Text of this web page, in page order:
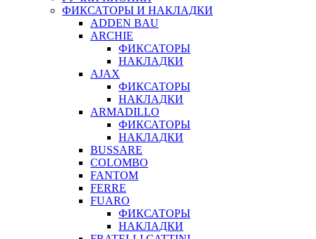
ФИКСАТОРЫ И НАКЛАДКИ
ADDEN BAU
ARCHIE
ФИКСАТОРЫ
НАКЛАДКИ
AJAX
ФИКСАТОРЫ
НАКЛАДКИ
ARMADILLO
ФИКСАТОРЫ
НАКЛАДКИ
BUSSARE
COLOMBO
FANTOM
FERRE
FUARO
ФИКСАТОРЫ
НАКЛАДКИ